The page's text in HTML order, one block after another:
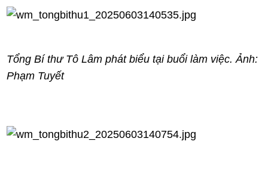
Tổng Bí thư Tô Lâm phát biểu tại buổi làm việc. Ảnh:
Phạm Tuyết